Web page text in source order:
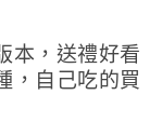
本，送禮好看
，自己吃的買